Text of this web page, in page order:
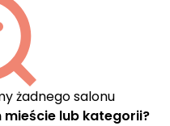
żadnego salonu
mieście lub kategorii?